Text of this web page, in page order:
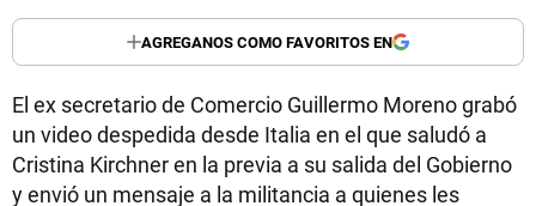
AGREGANOS COMO FAVORITOS EN
El ex secretario de Comercio Guillermo Moreno grabó
un video despedida desde Italia en el que saludó a
Cristina Kirchner en la previa a su salida del Gobierno
y envió un mensaje a la militancia a quienes les